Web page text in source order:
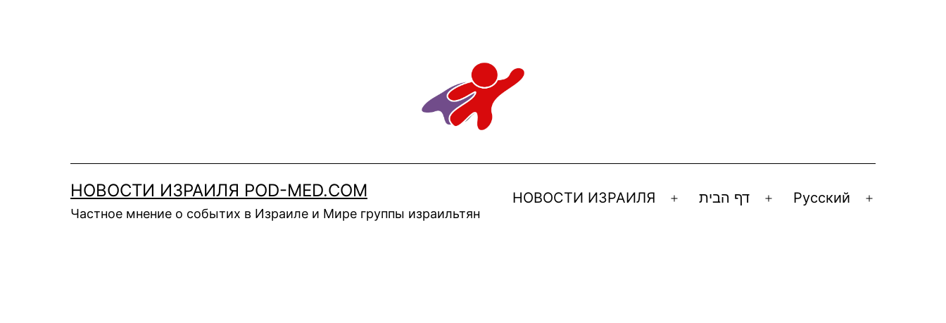
НОВОСТИ ИЗРАИЛЯ POD-MED.COM
Частное мнение о событих в Израиле и Мире группы израильтян
НОВОСТИ ИЗРАИЛЯ
Открыть
דף הבית
ОткрытьРусский
Открыть